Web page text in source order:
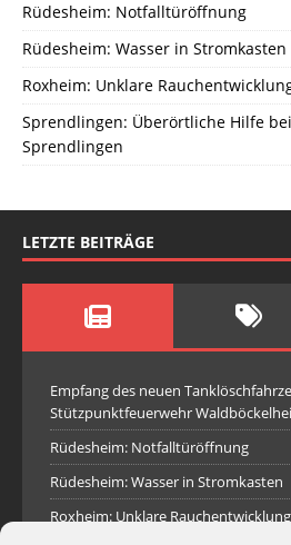
Rüdesheim: Notfalltüröffnung
Rüdesheim: Wasser in Stromkasten
Roxheim: Unklare
Sprendlingen: Überörtliche Hilfe
Sprendlingen
LETZTE BEITRÄGE
Empfang des neuen
Stützpunktfeuerwehr
Rüdesheim: Notfalltüröffnung
Rüdesheim: Wasser in Stromkasten
Roxheim: Unklare Rauchentwicklung